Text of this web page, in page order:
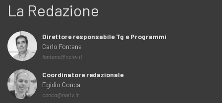
La Redazione
Direttore responsabile Tg e Programmi
Carlo Fontana
fontana@noitv.it
Coordinatore redazionale
Egidio Conca
conca@noitv.it